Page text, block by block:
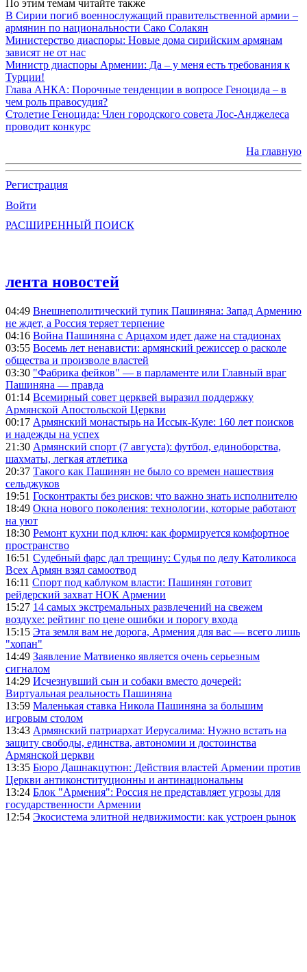
По этим темам читайте также
В Сирии погиб военнослужащий правительственной армии –
армянин по национальности Сако Солакян
Министерство диаспоры: Новые дома сирийским армянам
зависят не от нас
Министр диаспоры Армении: Да – у меня есть требования к
Турции!
Глава АНКА: Порочные тенденции в вопросе Геноцида – в
чем роль правосудия?
Столетие Геноцида: Член городского совета Лос-Анджелеса
проводит конкурс
На главную
Регистрация
Войти
РАСШИРЕННЫЙ ПОИСК
лента новостей
04:49 Внешнеполитический тупик Пашиняна: Запад Армению
не ждет, а Россия теряет терпение
04:16 Война Пашиняна с Арцахом идет даже на стадионах
03:55 Восемь лет ненависти: армянский режиссер о расколе
общества и произволе властей
03:30 "Фабрика фейков" — в парламенте или Главный враг
Пашиняна — правда
01:14 Всемирный совет церквей выразил поддержку
Армянской Апостольской Церкви
00:17 Армянский монастырь на Иссык-Куле: 160 лет поисков
и надежды на успех
21:30 Армянский спорт (7 августа): футбол, единоборства,
шахматы, легкая атлетика
20:37 Такого как Пашинян не было со времен нашествия
сельджуков
19:51 Госконтракты без рисков: что важно знать исполнителю
18:49 Окна нового поколения: технологии, которые работают
на уют
18:30 Ремонт кухни под ключ: как формируется комфортное
пространство
16:51 Судебный фарс дал трещину: Судья по делу Католикоса
Всех Армян взял самоотвод
16:11 Спорт под каблуком власти: Пашинян готовит
рейдерский захват НОК Армении
15:27 14 самых экстремальных развлечений на свежем
воздухе: рейтинг по цене ошибки и порогу входа
15:15 Эта земля вам не дорога, Армения для вас — всего лишь
"хопан"
14:49 Заявление Матвиенко является очень серьезным
сигналом
14:29 Исчезнувший сын и собаки вместо дочерей:
Виртуальная реальность Пашиняна
13:59 Маленькая ставка Никола Пашиняна за большим
игровым столом
13:43 Армянский патриархат Иерусалима: Нужно встать на
защиту свободы, единства, автономии и достоинства
Армянской церкви
13:35 Бюро Дашнакцутюн: Действия властей Армении против
Церкви антиконституционны и антинациональны
13:24 Блок "Армения": Россия не представляет угрозы для
государственности Армении
12:54 Экосистема элитной недвижимости: как устроен рынок